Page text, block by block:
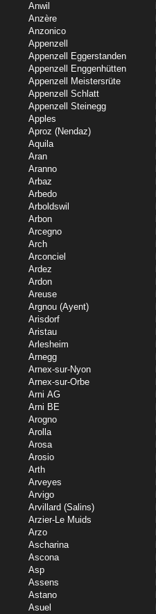
Anwil
Anzère
Anzonico
Appenzell
Appenzell Eggerstanden
Appenzell Enggenhütten
Appenzell Meistersrüte
Appenzell Schlatt
Appenzell Steinegg
Apples
Aproz (Nendaz)
Aquila
Aran
Aranno
Arbaz
Arbedo
Arboldswil
Arbon
Arcegno
Arch
Arconciel
Ardez
Ardon
Areuse
Argnou (Ayent)
Arisdorf
Aristau
Arlesheim
Arnegg
Arnex-sur-Nyon
Arnex-sur-Orbe
Arni AG
Arni BE
Arogno
Arolla
Arosa
Arosio
Arth
Arveyes
Arvigo
Arvillard (Salins)
Arzier-Le Muids
Arzo
Ascharina
Ascona
Asp
Assens
Astano
Asuel